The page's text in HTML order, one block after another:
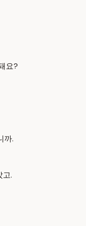
요?
까.
고.